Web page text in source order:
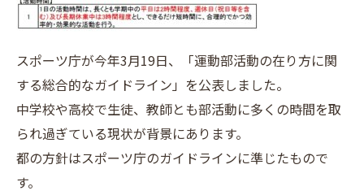
スポーツ庁が今年3月19日、「運動部活動の在り方に関
する総合的なガイドライン」を公表しました。
中学校や高校で生徒、教師とも部活動に多くの時間を取
られ過ぎている現状が背景にあります。
都の方針はスポーツ庁のガイドラインに準じたもので
す。